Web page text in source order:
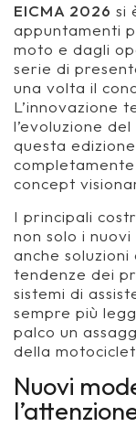
EICMA 2026 si
appuntamenti
moto e dagli
serie di
una volta il
L’innovazione
l’evoluzione
questa
concept
I principali
non solo i
anche
tendenze dei
sistemi di
sempre più
palco un
della
Nuovi